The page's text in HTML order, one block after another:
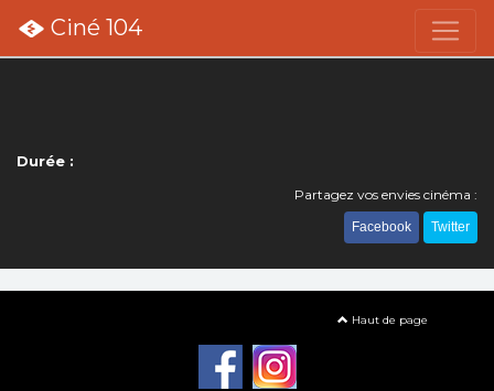
Ciné 104
Durée :
Partagez vos envies cinéma :
Facebook Twitter
Haut de page